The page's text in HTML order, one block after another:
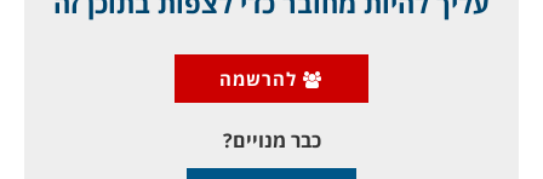
נשמר בסוד כמוס.
בייאושה, הפכה אשת הקיסר לתלויה בידיד תימהוני,
שהפך לגורו שלה: הנזיר
להרשמה
כבר מנויים?